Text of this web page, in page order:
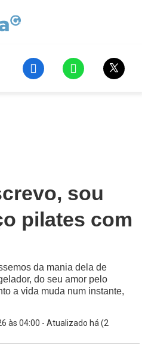
sou
pilates com
da mania dela de
do seu amor pelo
a vida muda num instante,
às 04:00 - Atualizado há (2